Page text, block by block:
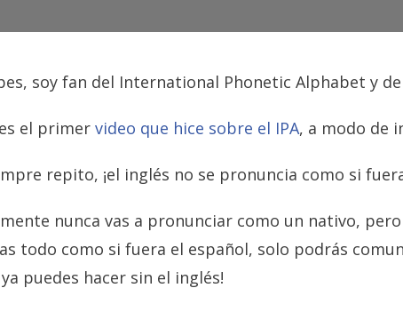
soy fan del International Phonetic Alphabet y
el primer video que hice sobre el IPA, a modo de
repito, ¡el inglés no se pronuncia como si
nunca vas a pronunciar como un nativo,
todo como si fuera el español, solo podrás
puedes hacer sin el inglés!